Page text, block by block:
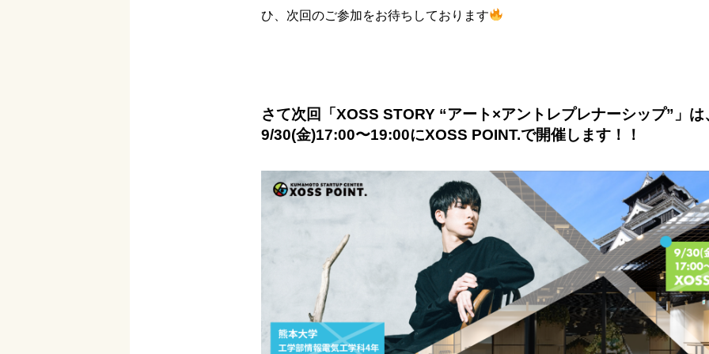
ひ、次回のご参加をお待ちしております
さて次回「XOSS STORY “アート×アントレプレナーシップ”」は
9/30(金)17:00〜19:00にXOSS POINT.で開催します！！